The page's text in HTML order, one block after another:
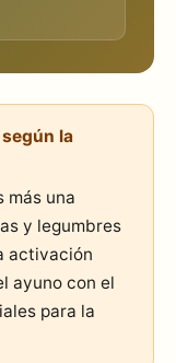
la
más una
y legumbres
activación
ayuno con el
para la